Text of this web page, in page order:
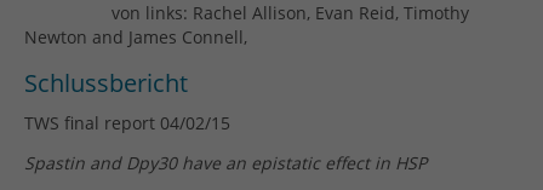
von links: Rachel Allison, Evan Reid, Timothy
Newton and James Connell,
Schlussbericht
TWS final report 04/02/15
Spastin and Dpy30 have an epistatic effect in HSP